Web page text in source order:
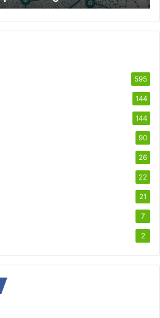
595
144
144
90
26
22
21
7
2